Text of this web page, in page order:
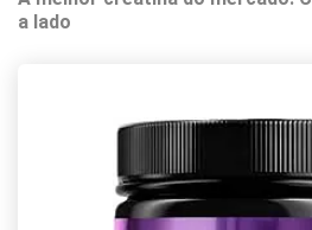
a lado